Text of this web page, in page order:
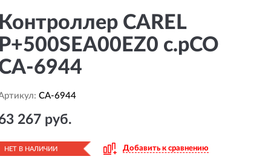
CAREL
c.pCO
6944
CA-6944
267 руб.
НЕТ В НАЛИЧИИ Добавить к сравнению